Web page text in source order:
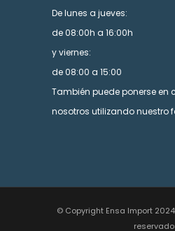
De lunes a jueves:
de 08:00h a 16:00h
y viernes:
de 08:00 a 15:00
También puede ponerse en
nosotros utilizando nuestro
© Copyright Ensa Import